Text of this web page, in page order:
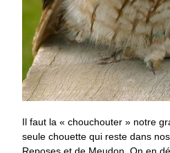
Il faut la « chouchouter » notre
seule chouette qui reste dans
Reposes et de Meudon. On en